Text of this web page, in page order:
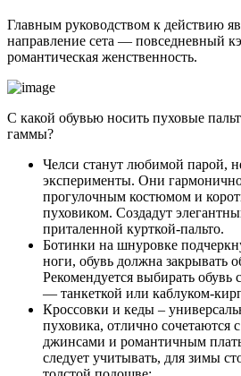
Главным руководством к действию
направление сета — повседневный
романтическая женственность.
С какой обувью носить пуховые
гаммы?
Челси станут любимой парой,
эксперименты. Они гармонично
прогулочным костюмом и
пуховиком. Создадут
приталенной курткой-пальто.
Ботинки на шнуровке
ноги, обувь должна закрывать
Рекомендуется выбирать
— танкеткой или каблуком-
Кроссовки и кеды –
пуховика, отлично сочетаются
джинсами и романтичным
следует учитывать, для зимы